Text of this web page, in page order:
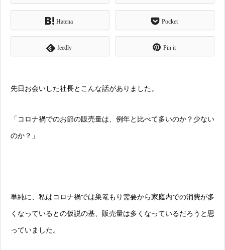
Hatena Pocket
feedly Pin it
先日お会いした社長とこんな話がありました。
「コロナ禍でのお節の販売量は、例年と比べて多いのか？少ない
のか？」
単純に、私はコロナ禍では巣篭もり需要から家庭内での消費が多
くなっているとの仮説の基、販売量は多くなっているだろうと思
っていました。